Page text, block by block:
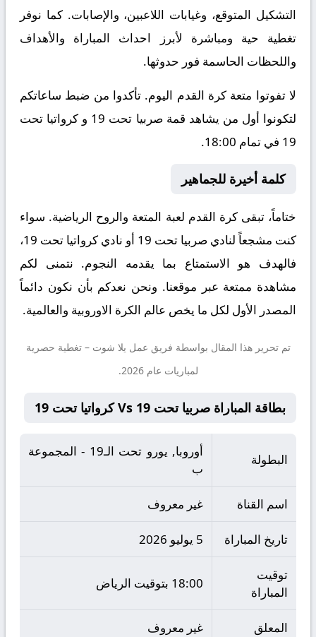
التشكيل المتوقع، وغيابات اللاعبين، والإصابات. كما نوفر
تغطية حية ومباشرة لأبرز احداث المباراة والأهداف
واللحظات الحاسمة فور حدوثها.
لا تفوتوا متعة كرة القدم اليوم. تأكدوا من ضبط ساعاتكم
لتكونوا أول من يشاهد قمة صربيا تحت 19 و كرواتيا تحت
19 في تمام 18:00.
كلمة أخيرة للجماهير
ختاماً، تبقى كرة القدم لعبة المتعة والروح الرياضية. سواء
كنت مشجعاً لنادي صربيا تحت 19 أو نادي كرواتيا تحت 19،
فالهدف هو الاستمتاع بما يقدمه النجوم. نتمنى لكم
مشاهدة ممتعة عبر موقعنا. ونحن نعدكم بأن نكون دائماً
المصدر الأول لكل ما يخص عالم الكرة الاوروبية والعالمية.
تم تحرير هذا المقال بواسطة فريق عمل يلا شوت – تغطية حصرية
لمباريات عام 2026.
بطاقة المباراة صربيا تحت 19 Vs كرواتيا تحت 19
البطولة
أوروبا, يورو تحت الـ19 - المجموعة
ب
اسم القناة غير معروف
تاريخ المباراة 5 يوليو 2026
توقيت
المباراة
18:00 بتوقيت الرياض
المعلق غير معروف